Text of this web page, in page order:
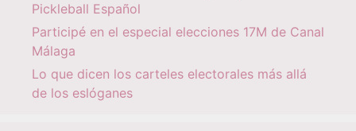
Pickleball Español
Participé en el especial elecciones 17M de Canal
Málaga
Lo que dicen los carteles electorales más allá
de los eslóganes